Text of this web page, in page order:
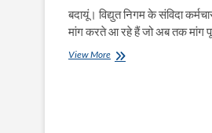
बदायूं। विद्युत निगम के संविदा
मांग करते आ रहे हैं जो अब तक मांग
View Moreसुरक्षा